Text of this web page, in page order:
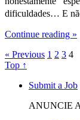
dificuldades… E
Continue reading »
« Previous 1 2 3 4
Top ↑
Submit a Job
ANUNCIE